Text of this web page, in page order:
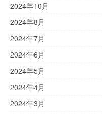
2024年10月
2024年8月
2024年7月
2024年6月
2024年5月
2024年4月
2024年3月